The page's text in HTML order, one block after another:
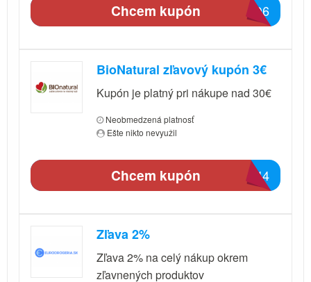
9AD6
Chcem kupón
BioNatural zľavový kupón 3€
Kupón je platný pri nákupe nad 30€
Neobmedzená platnosť
Ešte nikto nevyužil
5D44
Chcem kupón
Zľava 2%
Zľava 2% na celý nákup okrem
zľavnených produktov